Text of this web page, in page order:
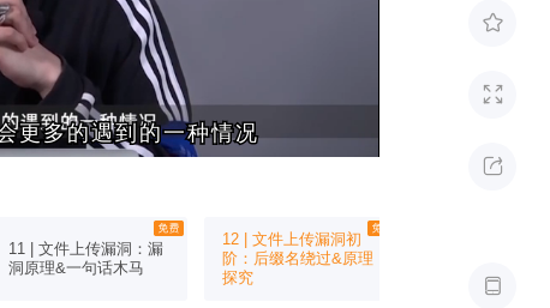




更多的遇到的一种情况
更多的遇到的一种情况
11 | 文件上传漏洞：漏
洞原理&一句话木马
12 | 文件上传漏洞初
阶：后缀名绕过&原理
探究
过、.htaccess
大小写绕过